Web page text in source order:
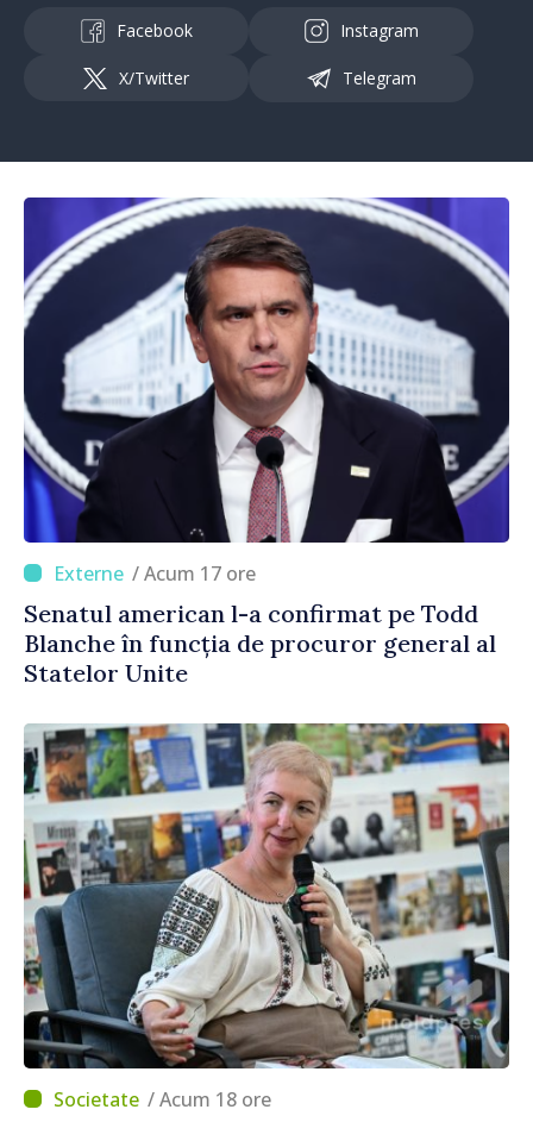
Facebook Instagram
X/Twitter Telegram
/ Acum 17 ore
Senatul american l-a confirmat pe Todd
Blanche în funcția de procuror general al
Statelor Unite
/ Acum 18 ore